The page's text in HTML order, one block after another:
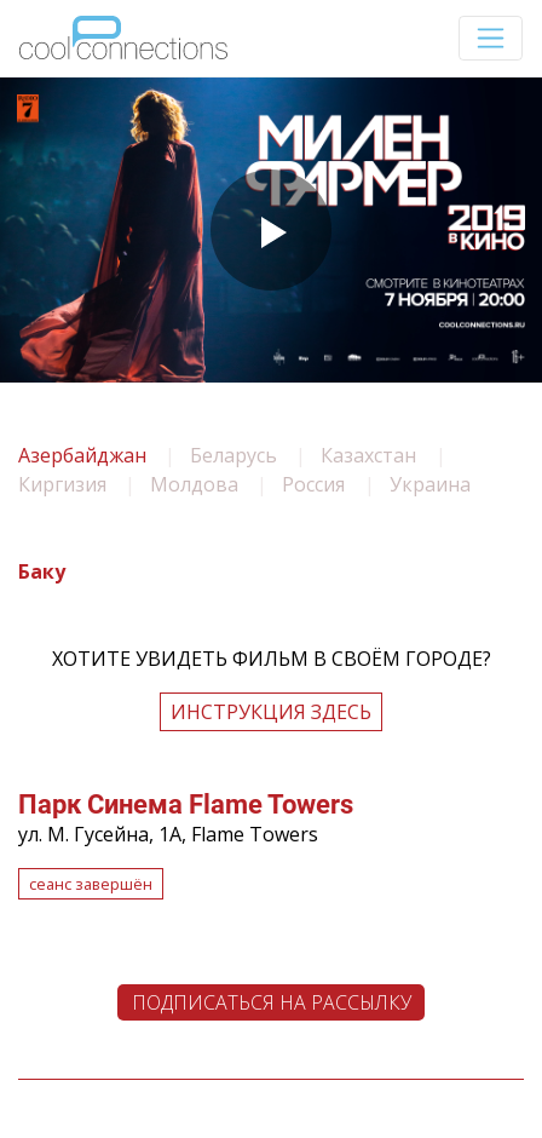
Азербайджан Беларусь
Казахстан
Киргизия
Молдова Россия Украина
Баку
ХОТИТЕ УВИДЕТЬ ФИЛЬМ В СВОЁМ ГОРОДЕ?
ИНСТРУКЦИЯ ЗДЕСЬ
Парк Синема Flame Towers
ул. М. Гусейна, 1А, Flame Towers
сеанс завершён
ПОДПИСАТЬСЯ НА РАССЫЛКУ